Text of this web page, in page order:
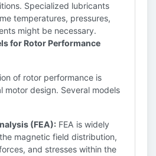
Specialized lubricants
temperatures, pressures,
might be necessary.
for Rotor Performance
of rotor performance is
motor design. Several models
(FEA): FEA is widely
magnetic field distribution,
and stresses within the